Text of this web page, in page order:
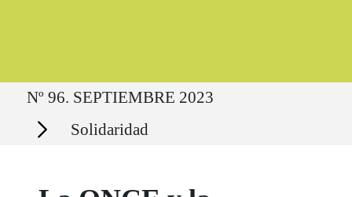
Ruta del sitio
Nº 96. SEPTIEMBRE 2023
Secciones Solidaridad